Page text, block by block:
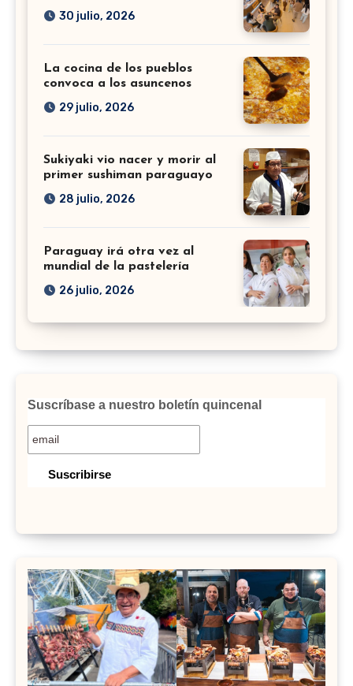
30 julio, 2026
La cocina de los pueblos
convoca a los asuncenos
29 julio, 2026
Sukiyaki vio nacer y morir al
primer sushiman paraguayo
28 julio, 2026
Paraguay irá otra vez al
mundial de la pastelería
26 julio, 2026
Suscríbase a nuestro boletín quincenal